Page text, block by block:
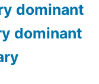
dominant
dominant